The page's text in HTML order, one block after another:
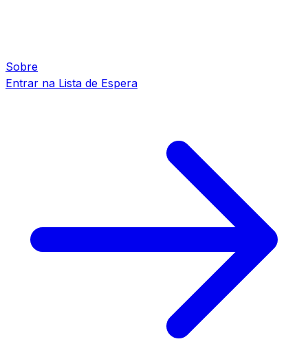
Sobre
Entrar na Lista de Espera